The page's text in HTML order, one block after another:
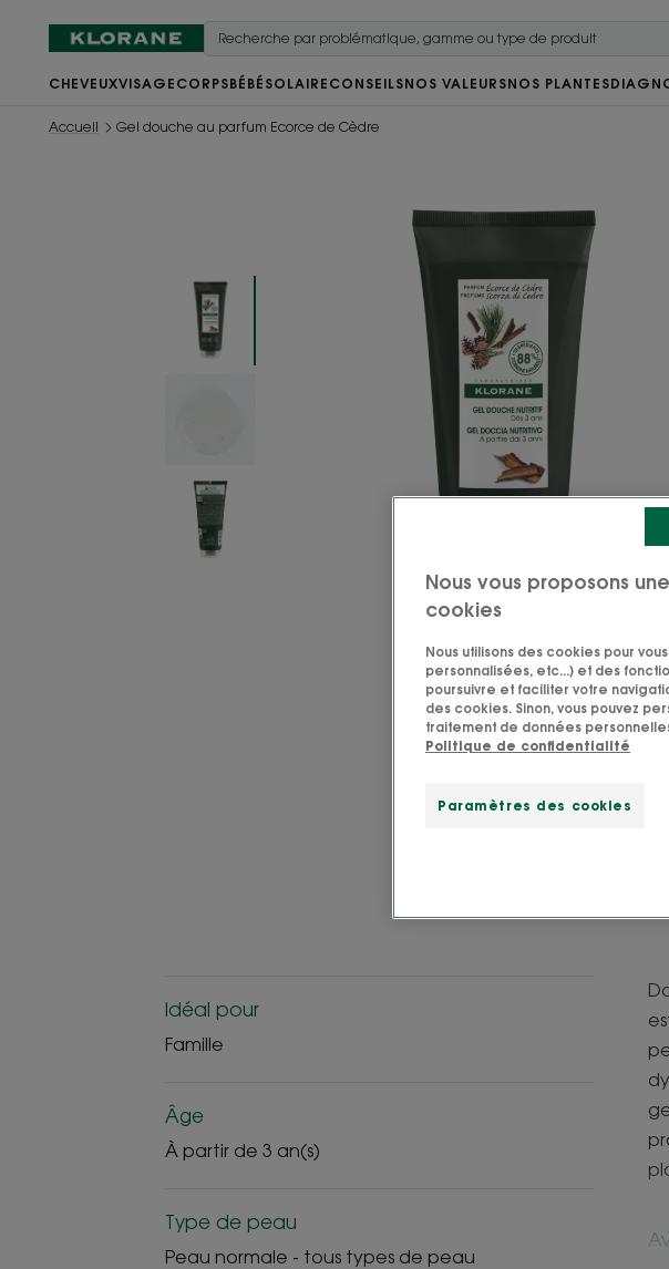
CHEVEUXVISAGE CORPSBÉBÉ SOLAIRE CONSEILSNOS VALEURSNOS PLANTES
Accueil Gel douche au parfum Ecorce de Cèdre
Idéal pour
Famille
Âge
À partir de 3 an(s)
Type de peau
Peau normale - tous types de peau
Nous vous proposons
cookies
Nous utilisons des cookies pour
personnalisées, etc...) et des
poursuivre et faciliter votre
des cookies. Sinon, vous pouvez
traitement de données
Politique de confidentialité
Paramètres des cookies